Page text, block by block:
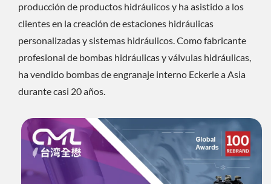
producción de productos hidráulicos y ha asistido a los
clientes en la creación de estaciones hidráulicas
personalizadas y sistemas hidráulicos. Como fabricante
profesional de bombas hidráulicas y válvulas hidráulicas,
ha vendido bombas de engranaje interno Eckerle a Asia
durante casi 20 años.